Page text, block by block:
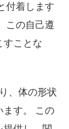
付着します
この自己遵
すことな
、体の形状
ます。 この